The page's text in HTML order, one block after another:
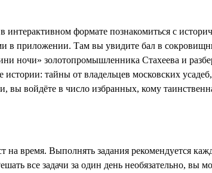
интерактивном формате познакомиться с
приложении. Там вы увидите бал в
ночи» золотопромышленника Стахеева и
тайны от владельцев московских
вы войдёте в число избранных, кому
на время. Выполнять задания рекомендуется
все задачи за один день необязательно, вы